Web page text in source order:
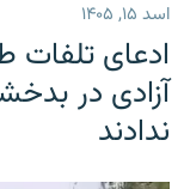
اسد ۱۵, ۱۴۰۵
ادعای تلفات
آزادی در
ندادند